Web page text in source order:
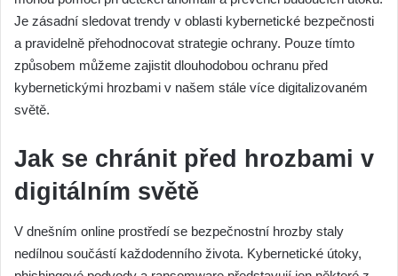
Je zásadní sledovat trendy v oblasti kybernetické bezpečnosti
a pravidelně přehodnocovat strategie ochrany. Pouze tímto
způsobem můžeme zajistit dlouhodobou ochranu před
kybernetickými hrozbami v našem stále více digitalizovaném
světě.
Jak se chránit před hrozbami v
digitálním světě
V dnešním online prostředí se bezpečnostní hrozby staly
nedílnou součástí každodenního života. Kybernetické útoky,